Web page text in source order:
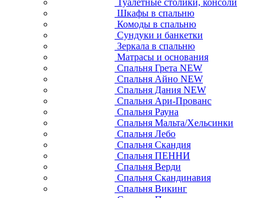
Шкафы в спальню
Комоды в спальню
Сундуки и банкетки
Зеркала в спальню
Матрасы и основания
Спальня Грета NEW
Спальня Айно NEW
Спальня Дания NEW
Спальня Ари-Прованс
Спальня Рауна
Спальня Мальта/Хельсинки
Спальня Лебо
Спальня Скандия
Спальня ПЕННИ
Спальня Верди
Спальня Скандинавия
Спальня Викинг